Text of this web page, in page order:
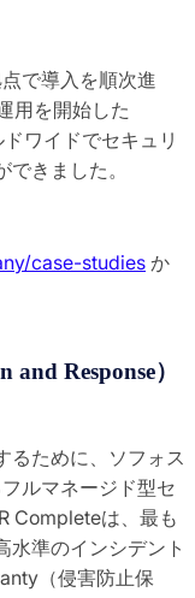
で導入を順次進
用を開始した
ワイドでセキュリ
きました。
case-studies か
Response）
るために、ソフォス
ルマネージド型セ
Completeは、最も
水準のインシデント
（侵害防止保